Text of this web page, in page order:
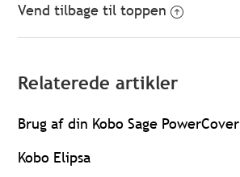
Vend tilbage til toppen
Relaterede artikler
Brug af din Kobo Sage PowerCover
Kobo Elipsa